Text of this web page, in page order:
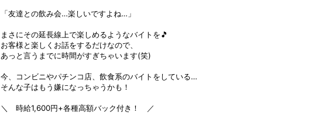
「友達との飲み会…楽しいですよね…」
まさにその延長線上で楽しめるようなバイトを🎵
お客様と楽しくお話をするだけなので、
あっと言うまでに時間がすぎちゃいます(笑)
今、コンビニやパチンコ店、飲食系のバイトをしている…
そんな子はもう嫌になっちゃうかも！
＼ 時給1,600円+各種高額バック付き！ ／